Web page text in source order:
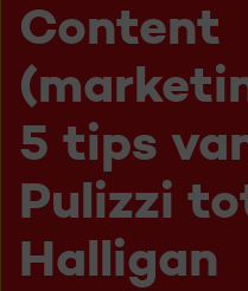
Content
5 tips
Pulizzi
Halligan